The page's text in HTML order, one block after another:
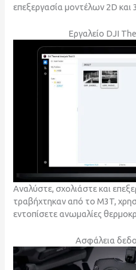
επεξεργασία μοντέλων 2D και
Εργαλείο DJI
Αναλύστε, σχολιάστε και
τραβήχτηκαν από το M3T,
εντοπίσετε ανωμαλίες
Ασφάλεια